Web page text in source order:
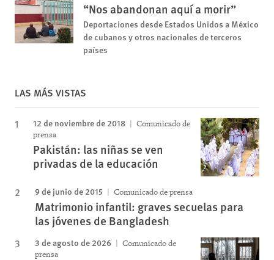
“Nos abandonan aquí a morir”
Deportaciones desde Estados Unidos a México
de cubanos y otros nacionales de terceros
países
LAS MÁS VISTAS
12 de noviembre de 2018
Comunicado de
prensa
Pakistán: las niñas se ven
privadas de la educación
9 de junio de 2015 Comunicado de prensa
Matrimonio infantil: graves secuelas para
las jóvenes de Bangladesh
3 de agosto de 2026
Comunicado de
prensa